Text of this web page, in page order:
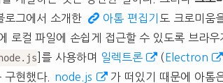
로그에서 소개한
아톰 편집기 도 크로미움
로컬 파일에 손쉽게 접근할 수 있도록 브라우
]를 사용하며 일렉트론 ( Electron
구현했다. node.js
가 떠있기 때문에 아톰